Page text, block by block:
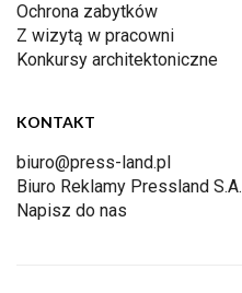
Ochrona zabytków
Z wizytą w pracowni
Konkursy architektoniczne
KONTAKT
biuro@press-land.pl
Biuro Reklamy Pressland S.A.
Napisz do nas